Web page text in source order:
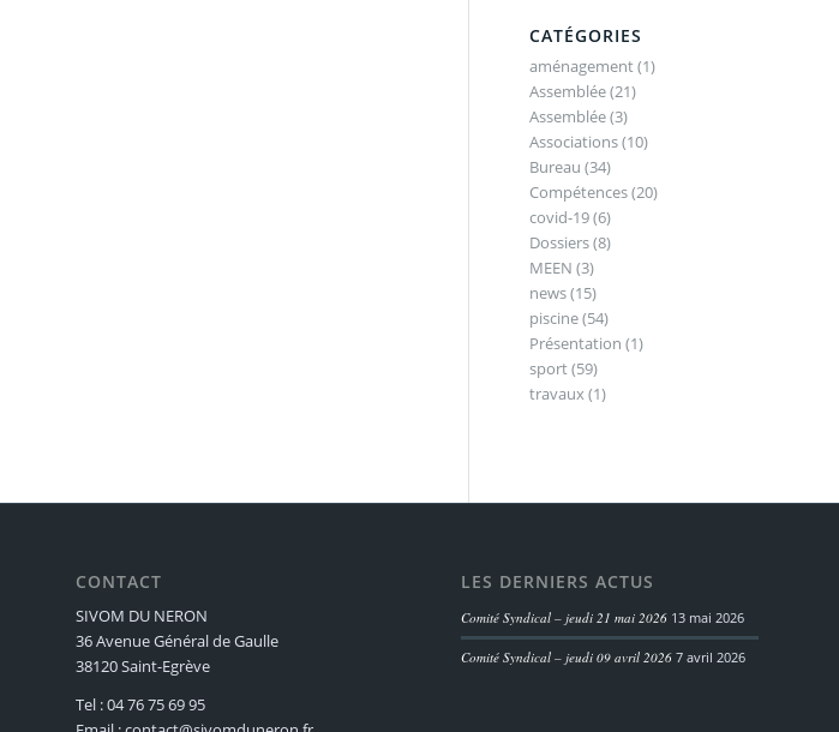
CATÉGORIES
aménagement(1)
Assemblée(21)
Assemblée(3)
Associations(10)
Bureau (34)
Compétences(20)
covid-19(6)
Dossiers(8)
MEEN (3)
news(15)
piscine(54)
Présentation (1)
sport(59)
travaux(1)
CONTACT
SIVOM DU NERON
36 Avenue Général de Gaulle
38120 Saint-Egrève
Tel : 04 76 75 69 95
LES DERNIERS ACTUS
Comité Syndical – jeudi 21 mai 2026 13 mai 2026
Comité Syndical – jeudi 09 avril 2026 7 avril 2026